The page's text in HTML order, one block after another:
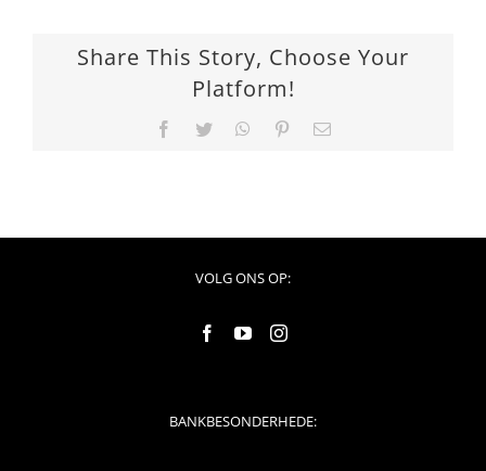
Share This Story, Choose Your
Platform!
Facebook
TwitterWhatsApp
PinterestEmail
VOLG ONS OP:
BANKBESONDERHEDE: